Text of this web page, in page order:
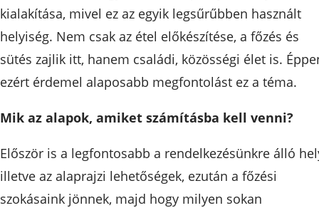
kialakítása, mivel ez az egyik legsűrűbben használt
helyiség. Nem csak az étel előkészítése, a főzés és
sütés zajlik itt, hanem családi, közösségi élet is.
ezért érdemel alaposabb megfontolást ez a téma.
Mik az alapok, amiket számításba kell venni?
Először is a legfontosabb a rendelkezésünkre álló
illetve az alaprajzi lehetőségek, ezután a főzési
szokásaink jönnek, majd hogy milyen sokan